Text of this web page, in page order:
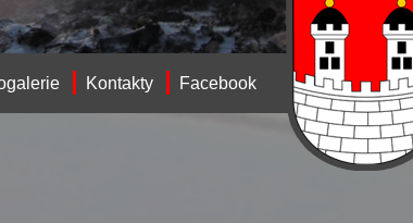
Kontakty Facebook